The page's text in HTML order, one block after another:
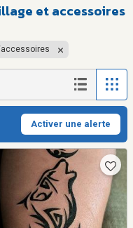
et accessoires
Activer une alerte